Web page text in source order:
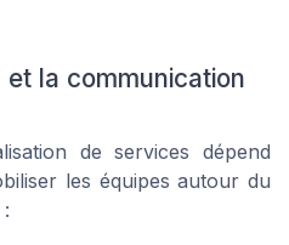
et la communication
de services dépend
les équipes autour du